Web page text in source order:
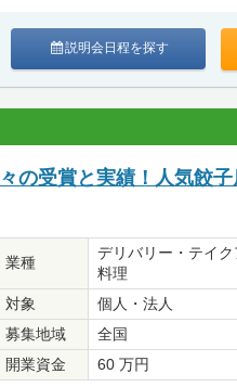
説明会日程を探す
の受賞と実績！人気餃
業種
デリバリー・テイ
料理
対象
個人・法人
募集地域
全国
開業資金
60 万円